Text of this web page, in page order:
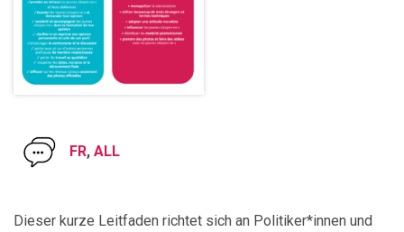
FR, ALL
Dieser kurze Leitfaden richtet sich an Politiker*innen und